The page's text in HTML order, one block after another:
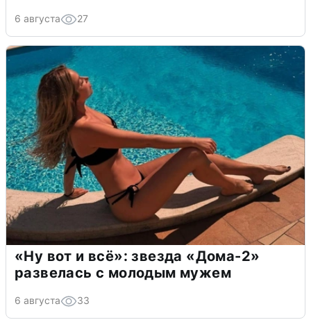
6 августа 27
«Ну вот и всё»: звезда «Дома-2»
развелась с молодым мужем
6 августа 33